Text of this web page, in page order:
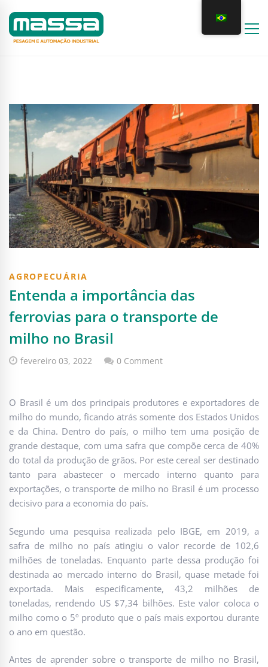
AGROPECUÁRIA
Entenda a importância das
ferrovias para o transporte de
milho no Brasil
fevereiro 03, 2022 0 Comment
O Brasil é um dos principais produtores e exportadores de
milho do mundo, ficando atrás somente dos Estados Unidos
e da China. Dentro do país, o milho tem uma posição de
grande destaque, com uma safra que compõe cerca de 40%
do total da produção de grãos. Por este cereal ser destinado
tanto para abastecer o mercado interno quanto para
exportações, o transporte de milho no Brasil é um processo
decisivo para a economia do país.
Segundo uma pesquisa realizada pelo IBGE, em 2019, a
safra de milho no país atingiu o valor recorde de 102,6
milhões de toneladas. Enquanto parte dessa produção foi
destinada ao mercado interno do Brasil, quase metade foi
exportada. Mais especificamente, 43,2 milhões de
toneladas, rendendo US $7,34 bilhões. Este valor coloca o
milho como o 5º produto que o país mais exportou durante
o ano em questão.
Antes de aprender sobre o transporte de milho no Brasil,